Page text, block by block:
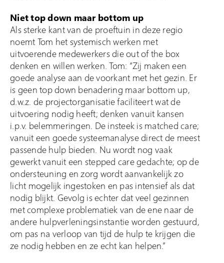
Niet top down maar bottom up
Als sterke kant van de proeftuin in deze regio
noemt Tom het systemisch werken met
uitvoerende medewerkers die out of the box
denken en willen werken. Tom: “Zij maken een
goede analyse aan de voorkant met het gezin. Er
is geen top down benadering maar bottom up,
d.w.z. de projectorganisatie faciliteert wat de
uitvoering nodig heeft; denken vanuit kansen
i.p.v. belemmeringen. De insteek is matched care;
vanuit een goede systeemanalyse direct de meest
passende hulp bieden. Nu wordt nog vaak
gewerkt vanuit een stepped care gedachte; op de
ondersteuning en zorg wordt aanvankelijk zo
licht mogelijk ingestoken en pas intensief als dat
nodig blijkt. Gevolg is echter dat veel gezinnen
met complexe problematiek van de ene naar de
andere hulpverleningsinstantie worden gestuurd,
om pas na verloop van tijd de hulp te krijgen die
ze nodig hebben en ze echt kan helpen.”